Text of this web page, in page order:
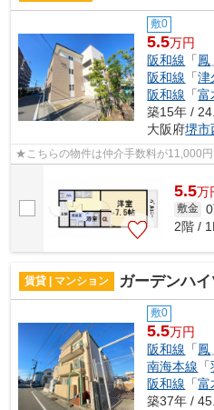
敷0
5.5万円
阪和線 「鳳
阪和線 「津
阪和線 「富
築15年 /
大阪府堺市
★こちらの物件は仲介手数料が11,000
5.5万
敷金
2階 /
賃貸 | マンション ガーデンハ
敷0
5.5万円
阪和線 「鳳
南海本線 「
阪和線 「富
築37年 /